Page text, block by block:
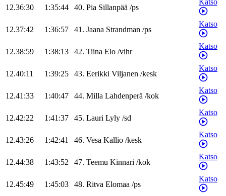
12.36:30 1:35:44 40. Pia Sillanpää /ps
Katso
12.37:42 1:36:57 41. Jaana Strandman /ps
Katso
12.38:59 1:38:13 42. Tiina Elo /vihr
Katso
12.40:11 1:39:25 43. Eerikki Viljanen /kesk
Katso
12.41:33 1:40:47 44. Milla Lahdenperä /kok
Katso
12.42:22 1:41:37 45. Lauri Lyly /sd
Katso
12.43:26 1:42:41 46. Vesa Kallio /kesk
Katso
12.44:38 1:43:52 47. Teemu Kinnari /kok
Katso
12.45:49 1:45:03 48. Ritva Elomaa /ps
Katso